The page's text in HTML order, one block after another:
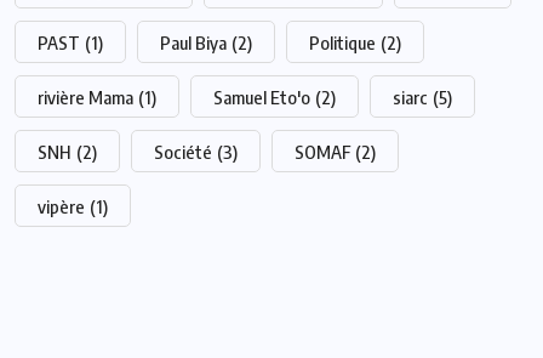
PAST (1) Paul Biya (2) Politique (2)
rivière Mama (1) Samuel Eto'o (2) siarc (5)
SNH (2) Société (3) SOMAF (2)
vipère (1)